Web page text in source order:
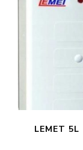
LEMET 5L